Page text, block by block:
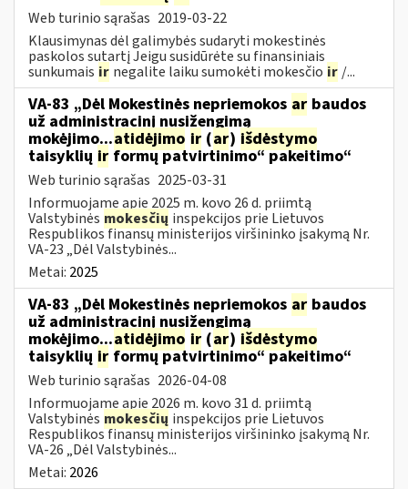
Web turinio sąrašas 2019-03-22
Klausimynas dėl galimybės sudaryti mokestinės
paskolos sutartį Jeigu susidūrėte su finansiniais
sunkumais ir negalite laiku sumokėti mokesčio ir /...
VA-83 „Dėl Mokestinės nepriemokos ar baudos
už administracinį nusižengimą
mokėjimo...atidėjimo ir (ar) išdėstymo
taisyklių ir formų patvirtinimo“ pakeitimo“
Web turinio sąrašas 2025-03-31
Informuojame apie 2025 m. kovo 26 d. priimtą
Valstybinės mokesčių inspekcijos prie Lietuvos
Respublikos finansų ministerijos viršininko įsakymą Nr.
VA-23 „Dėl Valstybinės...
Metai: 2025
VA-83 „Dėl Mokestinės nepriemokos ar baudos
už administracinį nusižengimą
mokėjimo...atidėjimo ir (ar) išdėstymo
taisyklių ir formų patvirtinimo“ pakeitimo“
Web turinio sąrašas 2026-04-08
Informuojame apie 2026 m. kovo 31 d. priimtą
Valstybinės mokesčių inspekcijos prie Lietuvos
Respublikos finansų ministerijos viršininko įsakymą Nr.
VA-26 „Dėl Valstybinės...
Metai: 2026